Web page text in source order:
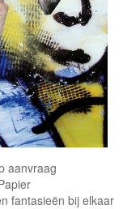
aanvraag
fantasieën bij elkaar